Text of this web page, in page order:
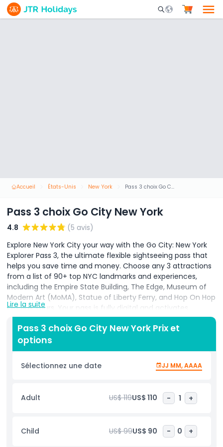
Mobile Search
Accueil États-Unis New York Pass 3 choix Go City New York
Pass 3 choix Go City New York
4.8
(5 avis)
Explore New York City your way with the Go City: New York
Explorer Pass 3, the ultimate flexible sightseeing pass that
helps you save time and money. Choose any 3 attractions
from a list of 90+ top NYC landmarks and experiences,
including the Empire State Building, The Edge, Museum of
Modern Art (MoMA), Statue of Liberty Ferry, and Hop On Hop
Off Bus Tours. Your pass is fully digital and activates
automatically when you visit your first attraction. From that
day, you’ll have 30 days to visit your remaining choices,
allowing you to explore New York at your own pace. With
instant confirmation and a digital guide packed with
attraction details, maps, and reservation tips, planning your
NYC adventure couldn’t be easier. The Go City Explorer Pass
savings compared to buying individual tickets. Whether
you’re interested in art, observation decks, history, or family
Lire la suite
Pass 3 choix Go City New York Prix et
options
Sélectionnez une date JJ MM, AAAA
Adult US$ 119US$ 110 - 1 +
Child US$ 99US$ 90 - 0 +